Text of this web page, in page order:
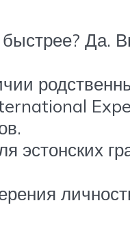
Да.
эстонских